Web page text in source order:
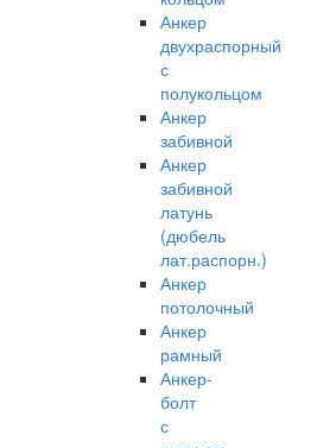
Анкер
двухраспорный
с
полукольцом
Анкер
забивной
Анкер
забивной
латунь
(дюбель
лат.распорн.)
Анкер
потолочный
Анкер
рамный
Анкер-
болт
с